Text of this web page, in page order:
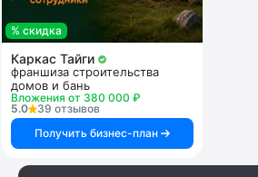
% скидка
Каркас Тайги
франшиза строительства
домов и бань
Вложения от 380 000 ₽
5.0
39 отзывов
Получить бизнес-план